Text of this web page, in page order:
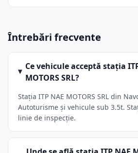
Întrebări frecvente
Ce vehicule acceptă stația
MOTORS SRL?
Stația ITP NAE MOTORS SRL din
Autoturisme și vehicule sub 3.5t.
linie de inspecție.